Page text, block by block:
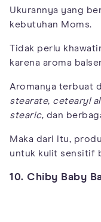
Ukurannya yang
kebutuhan Moms.
Tidak perlu
karena aroma
Aromanya terbuat
stearate, cetearyl
stearic, dan
Maka dari itu,
untuk kulit sensitif
10. Chiby Baby